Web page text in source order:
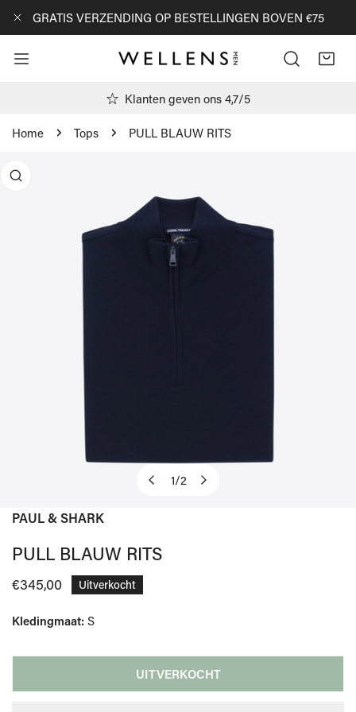
NAAR ARTIKEL
GRATIS VERZENDING OP BESTELLINGEN BOVEN €75
Klanten geven ons 4,7/5
Home Tops PULL BLAUW RITS
1/2
OPEN MEDIA IN GALERIJWEERGAVE
PAUL & SHARK
PULL BLAUW RITS
Normale
€345,00 Uitverkocht
Kledingmaat: S
UITVERKOCHT